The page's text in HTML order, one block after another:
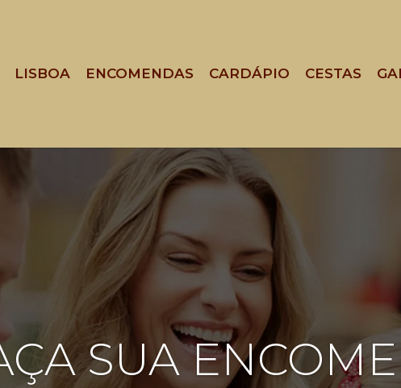
LISBOA ENCOMENDAS CARDÁPIO CESTAS
SUA